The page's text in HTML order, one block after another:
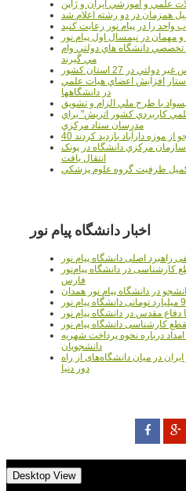
علمي و آموزشي ايران و ژاپن
همزمان در دو رشته اعلام شد
را در پیام نور رعایت کنید
مهمان در نیمسال اول پیام نور
تخصصي دانشگاه هاي دولتي وام
مي گيرند
در 27 استان کشور
افزايش اعضاي هيات علمي
در دانشگاهها
با طرح ملي الزام و تشويق
كاربردي كشور اتريش" براي
مدرسان ستاد مرکزي
از موزه دارآباد بازديد کردند
مرکزي دانشگاه در پونک
انتقال يافت
ظرفيت گروه علوم پزشکي
اخبار دانشگاه پیام نور
راهبرد اصلی دانشگاه پیام نور
در دانشگاه پیام‌نور
فارس
در دانشگاه پیام نور همدان
دفاع مقدس در دانشگاه پیام نور
کارشناسی دانشگاه پیام نور
درباره نحوه پرداخت شهریه
دانشجویان
در میان دانشگاه‌های از راه
دور دنیا
Desktop View